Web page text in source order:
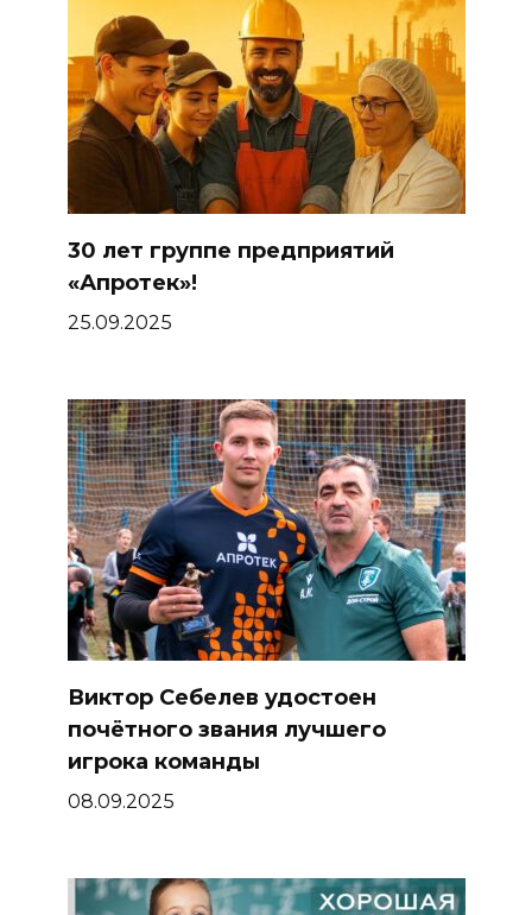
30 лет группе предприятий
«Апротек»!
25.09.2025
Виктор Себелев удостоен
почётного звания лучшего
игрока команды
08.09.2025